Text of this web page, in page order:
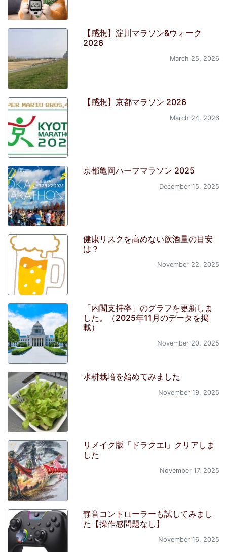
【感想】淀川マラソン&ウォーク
2026
March 25, 2026
【感想】京都マラソン 2026
March 24, 2026
京都亀岡ハーフマラソン 2025
December 15, 2025
健康リスクを高めない飲酒量の目安
は？
November 22, 2025
「内閣支持率」のグラフを更新しま
した。（2025年11月のデータを掲
載）
November 20, 2025
水耕栽培を始めてみました
November 19, 2025
リメイク版「ドラクエI」クリアしま
した
November 17, 2025
静音コントローラーも試してみまし
た【操作感問題なし】
November 16, 2025